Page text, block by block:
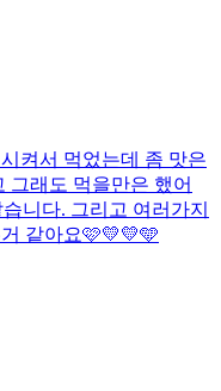
켜서 먹었는데 좀 맛은
그래도 먹을만은 했어
니다. 그리고 여러가지
같아요🩷💛💛🩵